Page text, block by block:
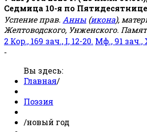
Седмица 10-я по
Успение прав. Анны (икона),
Желтоводского, Унженского.
2 Кор., 169 зач., I, 12-20. Мф., 91 зач.,
-
Вы здесь:
Главная/
Поэзия
/новый год